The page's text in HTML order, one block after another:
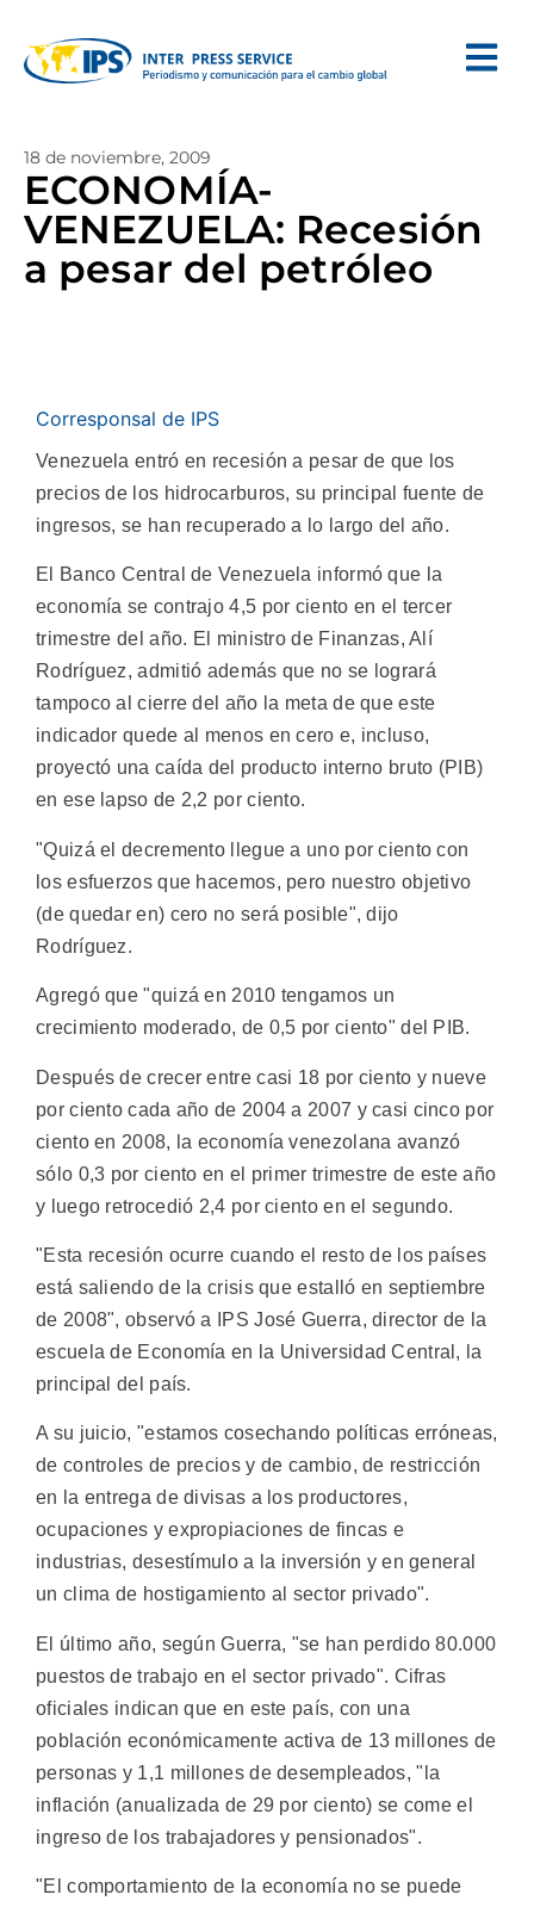
18 de noviembre, 2009
ECONOMÍA-
VENEZUELA: Recesión
a pesar del petróleo
Corresponsal de IPS
Venezuela entró en recesión a pesar de que los
precios de los hidrocarburos, su principal fuente de
ingresos, se han recuperado a lo largo del año.
El Banco Central de Venezuela informó que la
economía se contrajo 4,5 por ciento en el tercer
trimestre del año. El ministro de Finanzas, Alí
Rodríguez, admitió además que no se logrará
tampoco al cierre del año la meta de que este
indicador quede al menos en cero e, incluso,
proyectó una caída del producto interno bruto (PIB)
en ese lapso de 2,2 por ciento.
"Quizá el decremento llegue a uno por ciento con
los esfuerzos que hacemos, pero nuestro objetivo
(de quedar en) cero no será posible", dijo
Rodríguez.
Agregó que "quizá en 2010 tengamos un
crecimiento moderado, de 0,5 por ciento" del PIB.
Después de crecer entre casi 18 por ciento y nueve
por ciento cada año de 2004 a 2007 y casi cinco por
ciento en 2008, la economía venezolana avanzó
sólo 0,3 por ciento en el primer trimestre de este año
y luego retrocedió 2,4 por ciento en el segundo.
"Esta recesión ocurre cuando el resto de los países
está saliendo de la crisis que estalló en septiembre
de 2008", observó a IPS José Guerra, director de la
escuela de Economía en la Universidad Central, la
principal del país.
A su juicio, "estamos cosechando políticas erróneas,
de controles de precios y de cambio, de restricción
en la entrega de divisas a los productores,
ocupaciones y expropiaciones de fincas e
industrias, desestímulo a la inversión y en general
un clima de hostigamiento al sector privado".
El último año, según Guerra, "se han perdido 80.000
puestos de trabajo en el sector privado". Cifras
oficiales indican que en este país, con una
población económicamente activa de 13 millones de
personas y 1,1 millones de desempleados, "la
inflación (anualizada de 29 por ciento) se come el
ingreso de los trabajadores y pensionados".
"El comportamiento de la economía no se puede